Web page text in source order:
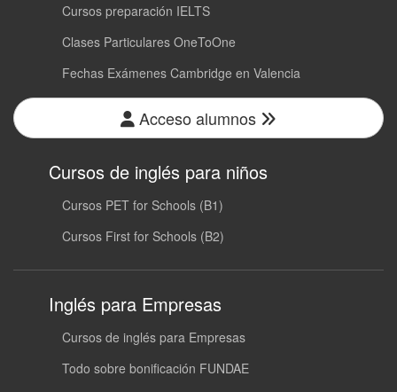
Cursos preparación IELTS
Clases Particulares OneToOne
Fechas Exámenes Cambridge en Valencia
Acceso alumnos
Cursos de inglés para niños
Cursos PET for Schools (B1)
Cursos First for Schools (B2)
Inglés para Empresas
Cursos de inglés para Empresas
Todo sobre bonificación FUNDAE